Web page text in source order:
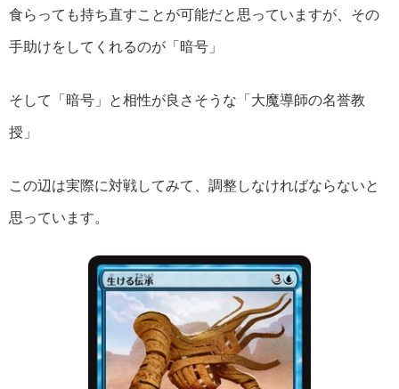
食らっても持ち直すことが可能だと思っていますが、その
手助けをしてくれるのが「暗号」
そして「暗号」と相性が良さそうな「大魔導師の名誉教
授」
この辺は実際に対戦してみて、調整しなければならないと
思っています。